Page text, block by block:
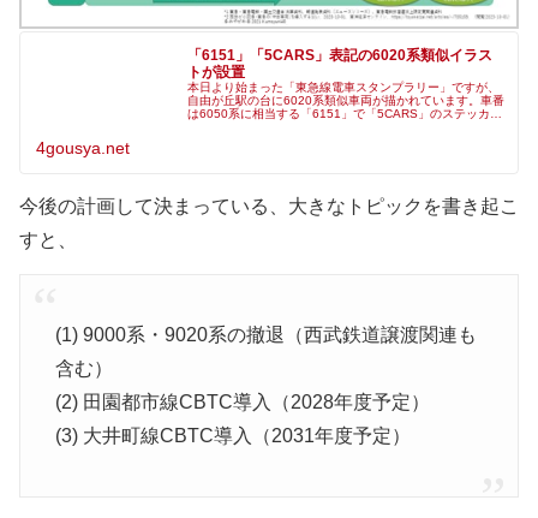
「6151」「5CARS」表記の6020系類似イラス
トが設置
本日より始まった「東急線電車スタンプラリー」ですが、
自由が丘駅の台に6020系類似車両が描かれています。車番
は6050系に相当する「6151」で「5CARS」のステッカー
4gousya.net
今後の計画して決まっている、大きなトピックを書き起こ
すと、
(1) 9000系・9020系の撤退（西武鉄道譲渡関連も
含む）
(2) 田園都市線CBTC導入（2028年度予定）
(3) 大井町線CBTC導入（2031年度予定）